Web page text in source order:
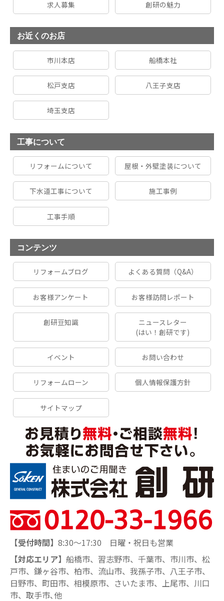
求人募集 創研の魅力
お近くのお店
市川本店 船橋本社
松戸支店 八王子支店
埼玉支店
工事について
リフォームについて 屋根・外壁塗装について
下水道工事について 施工事例
工事手順
コンテンツ
リフォームブログ よくある質問（Q&A）
お客様アンケート お客様訪問レポート
創研豆知識
ニュースレター
(はい！創研です)
イベント お問い合わせ
リフォームローン 個人情報保護方針
サイトマップ
【受付時間】 8:30～17:30 日曜・祝日も営業
【対応エリア】 船橋市、習志野市、千葉市、市川市、松
戸市、鎌ヶ谷市、柏市、流山市、我孫子市、八王子市、
日野市、町田市、相模原市、さいたま市、上尾市、川口
市、取手市､他